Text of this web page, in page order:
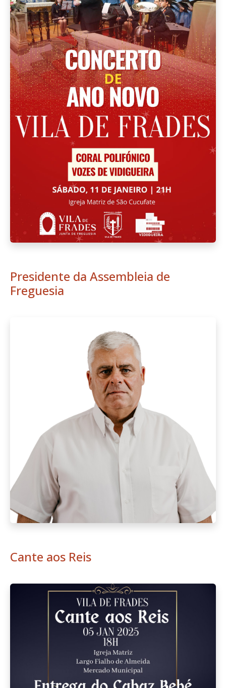
Presidente da Assembleia de
Freguesia
Cante aos Reis